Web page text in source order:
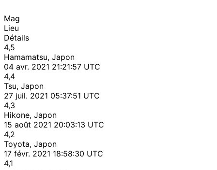
Mag
Lieu
Détails
4,5
Hamamatsu, Japon
04 avr. 2021 21:21:57 UTC
4,4
Tsu, Japon
27 juil. 2021 05:37:51 UTC
4,3
Hikone, Japon
15 août 2021 20:03:13 UTC
4,2
Toyota, Japon
17 févr. 2021 18:58:30 UTC
4,1